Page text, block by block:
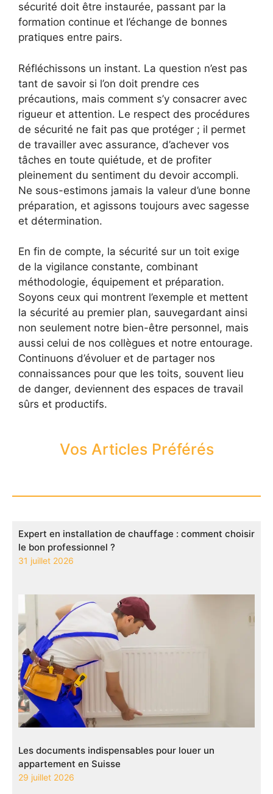
sécurité doit être instaurée, passant par la
formation continue et l’échange de bonnes
pratiques entre pairs.
Réfléchissons un instant. La question n’est pas
tant de savoir si l’on doit prendre ces
précautions, mais comment s’y consacrer avec
rigueur et attention. Le respect des procédures
de sécurité ne fait pas que protéger ; il permet
de travailler avec assurance, d’achever vos
tâches en toute quiétude, et de profiter
pleinement du sentiment du devoir accompli.
Ne sous-estimons jamais la valeur d’une bonne
préparation, et agissons toujours avec sagesse
et détermination.
En fin de compte, la sécurité sur un toit exige
de la vigilance constante, combinant
méthodologie, équipement et préparation.
Soyons ceux qui montrent l’exemple et mettent
la sécurité au premier plan, sauvegardant ainsi
non seulement notre bien-être personnel, mais
aussi celui de nos collègues et notre entourage.
Continuons d’évoluer et de partager nos
connaissances pour que les toits, souvent lieu
de danger, deviennent des espaces de travail
sûrs et productifs.
Vos Articles Préférés
Expert en installation de chauffage : comment choisir
le bon professionnel ?
31 juillet 2026
Les documents indispensables pour louer un
appartement en Suisse
29 juillet 2026